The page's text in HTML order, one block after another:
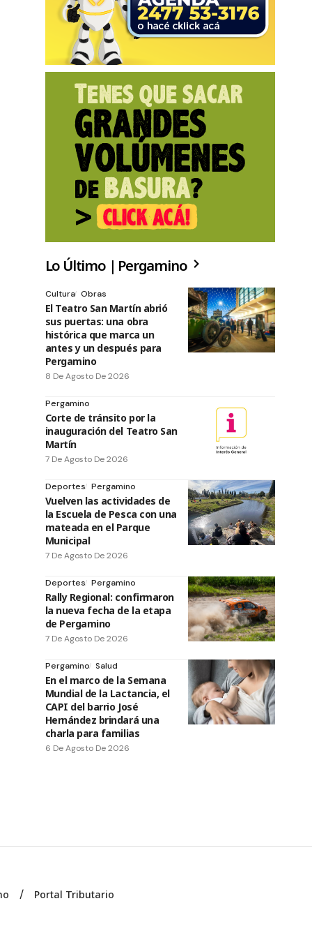
Lo Último | Pergamino
Cultura Obras
El Teatro San Martín abrió
sus puertas: una obra
histórica que marca un
antes y un después para
Pergamino
8 De Agosto De 2026
Pergamino
Corte de tránsito por la
inauguración del Teatro San
Martín
7 De Agosto De 2026
Deportes Pergamino
Vuelven las actividades de
la Escuela de Pesca con una
mateada en el Parque
Municipal
7 De Agosto De 2026
Deportes Pergamino
Rally Regional: confirmaron
la nueva fecha de la etapa
de Pergamino
7 De Agosto De 2026
Pergamino Salud
En el marco de la Semana
Mundial de la Lactancia, el
CAPI del barrio José
Hernández brindará una
charla para familias
6 De Agosto De 2026
Portal Tributario